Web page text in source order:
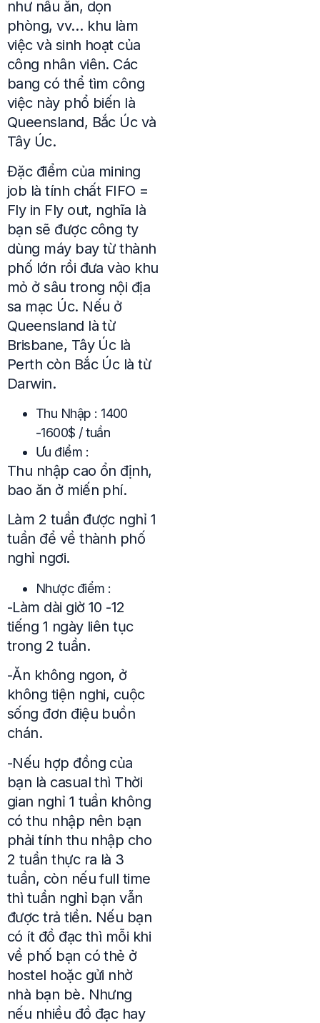
như nấu ăn, dọn
phòng, vv… khu làm
việc và sinh hoạt của
công nhân viên. Các
bang có thể tìm công
việc này phổ biến là
Queensland, Bắc Úc và
Tây Úc.
Đặc điểm của mining
job là tính chất FIFO =
Fly in Fly out, nghĩa là
bạn sẽ được công ty
dùng máy bay từ thành
phố lớn rồi đưa vào khu
mỏ ở sâu trong nội địa
sa mạc Úc. Nếu ở
Queensland là từ
Brisbane, Tây Úc là
Perth còn Bắc Úc là từ
Darwin.
Thu Nhập : 1400
-1600$ / tuần
Ưu điểm :
Thu nhập cao ổn định,
bao ăn ở miến phí.
Làm 2 tuần được nghỉ 1
tuần để về thành phố
nghỉ ngơi.
Nhược điểm :
-Làm dài giờ 10 -12
tiếng 1 ngày liên tục
trong 2 tuần.
-Ăn không ngon, ở
không tiện nghi, cuộc
sống đơn điệu buồn
chán.
-Nếu hợp đồng của
bạn là casual thì Thời
gian nghỉ 1 tuần không
có thu nhập nên bạn
phải tính thu nhập cho
2 tuần thực ra là 3
tuần, còn nếu full time
thì tuần nghỉ bạn vẫn
được trả tiền. Nếu bạn
có ít đồ đạc thì mỗi khi
về phố bạn có thẻ ở
hostel hoặc gửi nhờ
nhà bạn bè. Nhưng
nếu nhiều đồ đạc hay